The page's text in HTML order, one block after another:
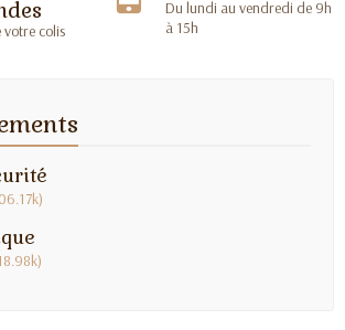
colis
Du lundi au vendredi de 9h
à 15h